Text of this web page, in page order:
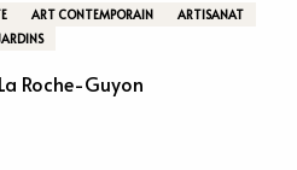
ART CONTEMPORAIN
ARTISANAT
Roche-Guyon